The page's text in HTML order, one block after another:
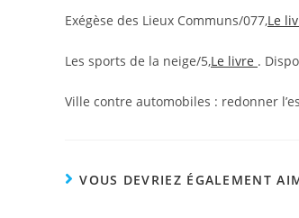
Exégèse des Lieux Communs/077,Le
Les sports de la neige/5,Le livre .
Ville contre automobiles : redonner
VOUS DEVRIEZ ÉGALEMENT